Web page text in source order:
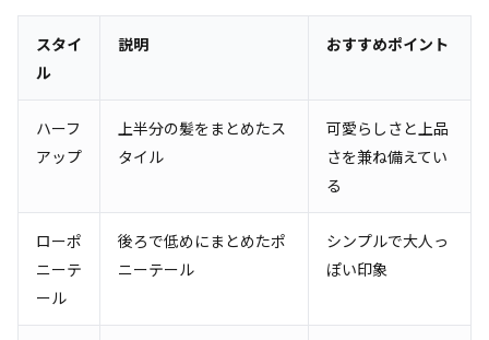
スタイ
ル
説明 おすすめポイント
ハーフ
アップ
上半分の髪をまとめたス
タイル
可愛らしさと上品
さを兼ね備えてい
る
ローポ
ニーテ
ール
後ろで低めにまとめたポ
ニーテール
シンプルで大人っ
ぽい印象